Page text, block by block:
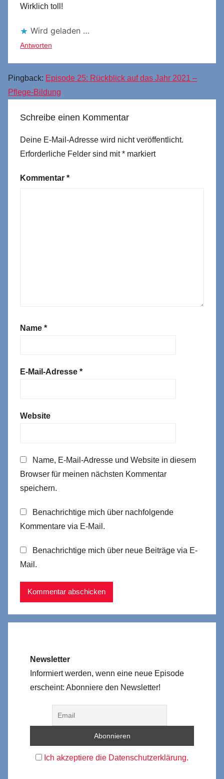
Wirklich toll!
Wird geladen …
Antworten
Pingback: Episode 25: Rückblick auf das Jahr 2021 –
Pflege-Bildung
Schreibe einen Kommentar
Deine E-Mail-Adresse wird nicht veröffentlicht.
Erforderliche Felder sind mit* markiert
Kommentar *
Name *
E-Mail-Adresse *
Website
Name, E-Mail-Adresse und Website in diesem
Browser für meinen nächsten Kommentar
speichern.
Benachrichtige mich über nachfolgende
Kommentare via E-Mail.
Benachrichtige mich über neue Beiträge via E-
Mail.
Newsletter
Informiert werden, wenn eine neue Episode
erscheint: Abonniere den Newsletter!
Ich akzeptiere die Datenschutzerklärung.